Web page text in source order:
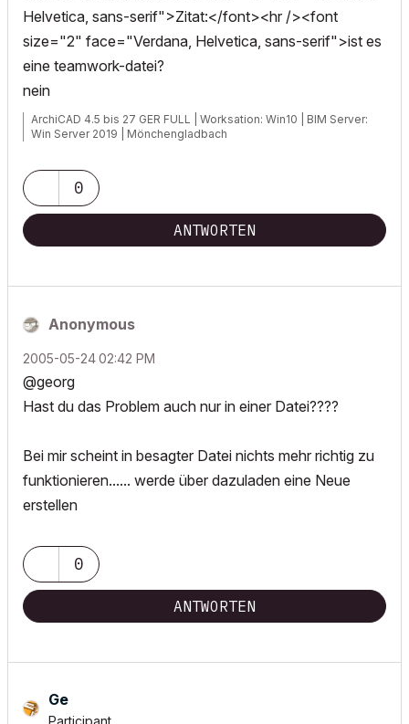
Helvetica, sans-serif">Zitat:</font><hr /><font
size="2" face="Verdana, Helvetica, sans-serif">ist es
eine teamwork-datei?
nein
ArchiCAD 4.5 bis 27 GER FULL | Worksation: Win10 | BIM Server:
Win Server 2019 | Mönchengladbach
0
ANTWORTEN
Anonymous
‎2005-05-2402:42 PM
@georg
Hast du das Problem auch nur in einer Datei????
Bei mir scheint in besagter Datei nichts mehr richtig zu
funktionieren...... werde über dazuladen eine Neue
erstellen
0
ANTWORTEN
Ge
Participant